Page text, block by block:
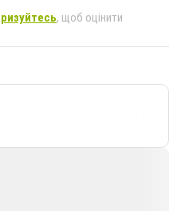
, щоб оцінити